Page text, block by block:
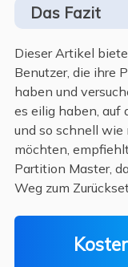
Das Fazit
Dieser Artikel
Benutzer, die ihre
haben und
es eilig haben,
und so schnell wie
möchten,
Partition Master,
Weg zum